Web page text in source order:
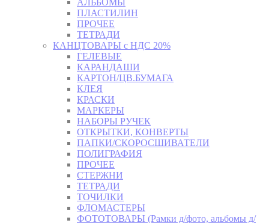
АЛЬБОМЫ
ПЛАСТИЛИН
ПРОЧЕЕ
ТЕТРАДИ
КАНЦТОВАРЫ с НДС 20%
ГЕЛЕВЫЕ
КАРАНДАШИ
КАРТОН/ЦВ.БУМАГА
КЛЕЯ
КРАСКИ
МАРКЕРЫ
НАБОРЫ РУЧЕК
ОТКРЫТКИ, КОНВЕРТЫ
ПАПКИ/СКОРОСШИВАТЕЛИ
ПОЛИГРАФИЯ
ПРОЧЕЕ
СТЕРЖНИ
ТЕТРАДИ
ТОЧИЛКИ
ФЛОМАСТЕРЫ
ФОТОТОВАРЫ (Рамки д/фото, альбомы д/